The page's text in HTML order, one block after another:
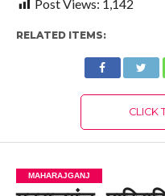
Post Views: 1,142
RELATED ITEMS:
CLICK
MAHARAJGANJ